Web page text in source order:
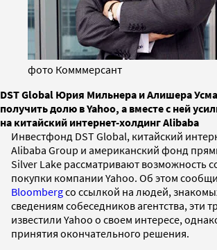
фото Комммерсант
DST Global Юрия Мильнера и Алишера
получить долю в Yahoo, а вместе с ней
на китайский интернет-холдинг Alibaba
Инвестфонд DST Global, китайский
Alibaba Group и американский фонд
Silver Lake рассматривают возможность
покупки компании Yahoo. Об этом
Bloombergсо ссылкой на людей,
сведениям собеседников агентства, эти
известили Yahoo о своем интересе,
принятия окончательного решения.